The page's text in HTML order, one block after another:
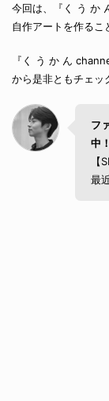
今回は、『く う か
自作アートを作るこ
『く う か ん
から是非ともチェッ
フ
中！
【
最